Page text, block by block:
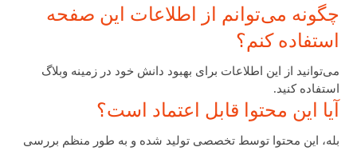
چگونه می‌توانم از اطلاعات این صفحه
استفاده کنم؟
می‌توانید از این اطلاعات برای بهبود دانش خود در زمینه وبلاگ
استفاده کنید.
آیا این محتوا قابل اعتماد است؟
بله، این محتوا توسط تخصصی تولید شده و به طور منظم بررسی